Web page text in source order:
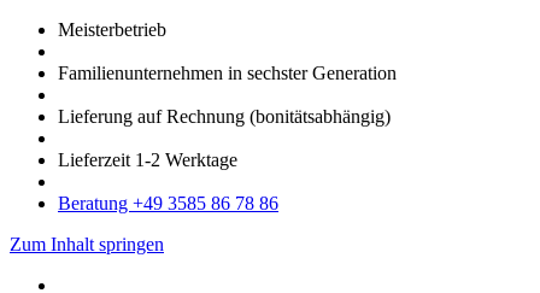
Meister­betrieb
Familien­unter­nehmen in sechster Gene­ration
Lieferung auf Rech­nung (bonitätsabhängig)
Liefer­zeit 1-2 Werk­tage
Bera­tung +49 3585 86 78 86
Zum Inhalt springen